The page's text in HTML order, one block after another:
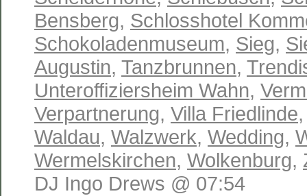
Bensberg, Schlosshotel
Schokoladenmuseum, Sieg,
Augustin, Tanzbrunnen,
Unteroffiziersheim Wahn,
Verpartnerung, Villa Friedlinde
Waldau, Walzwerk, Wedding,
Wermelskirchen, Wolkenburg,
DJ Ingo Drews @ 07:54